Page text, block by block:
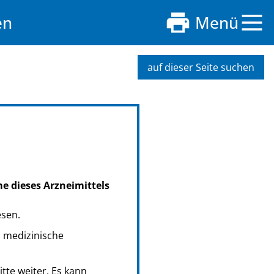
Menü
auf dieser Seite suchen
dieses Arzneimittels
medizinische
weiter. Es kann